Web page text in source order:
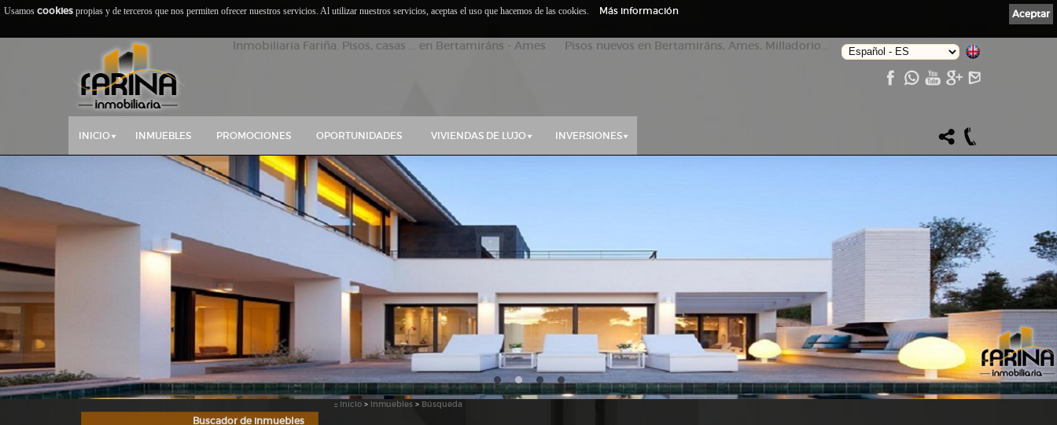
Inmobiliaria Fariña. Pisos, casas ... en Bertamiráns - Ames Pisos nuevos en Bertamiráns, Ames, Milladorio...
INICIO INMUEBLES PROMOCIONES OPORTUNIDADES VIVIENDAS DE LUJO INVERSIONES
Buscador de inmuebles
:: Inicio > Inmuebles > Búsqueda
Aceptar
Usamos cookies propias y de terceros que nos permiten ofrecer nuestros servicios. Al utilizar nuestros servicios, aceptas el uso que hacemos de las cookies. Más información